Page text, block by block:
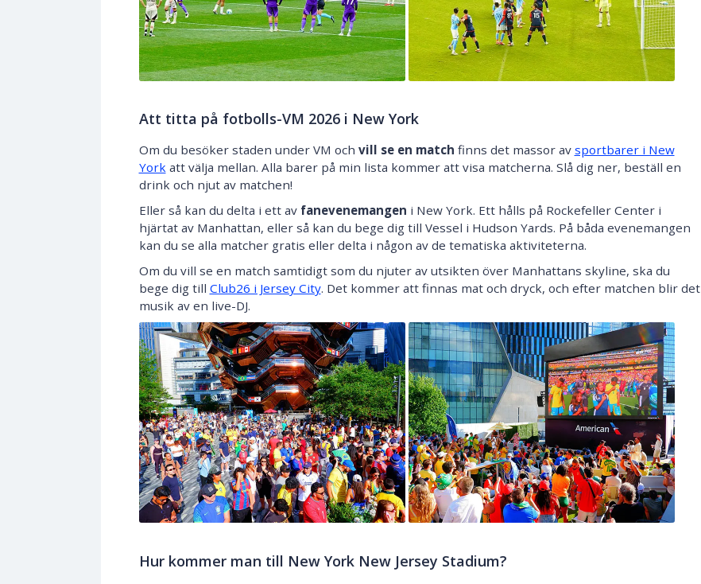
Att titta på fotbolls-VM 2026 i New York
Om du besöker staden under VM och vill se en match finns det massor av sportbarer i New
Yorkatt välja mellan. Alla barer på min lista kommer att visa matcherna. Slå dig ner, beställ en
drink och njut av matchen!
Eller så kan du delta i ett av fanevenemangen i New York. Ett hålls på Rockefeller Center i
hjärtat av Manhattan, eller så kan du bege dig till Vessel i Hudson Yards. På båda evenemangen
kan du se alla matcher gratis eller delta i någon av de tematiska aktiviteterna.
Om du vill se en match samtidigt som du njuter av utsikten över Manhattans skyline, ska du
bege dig till Club26 i Jersey City. Det kommer att finnas mat och dryck, och efter matchen blir det
musik av en live-DJ.
Hur kommer man till New York New Jersey Stadium?